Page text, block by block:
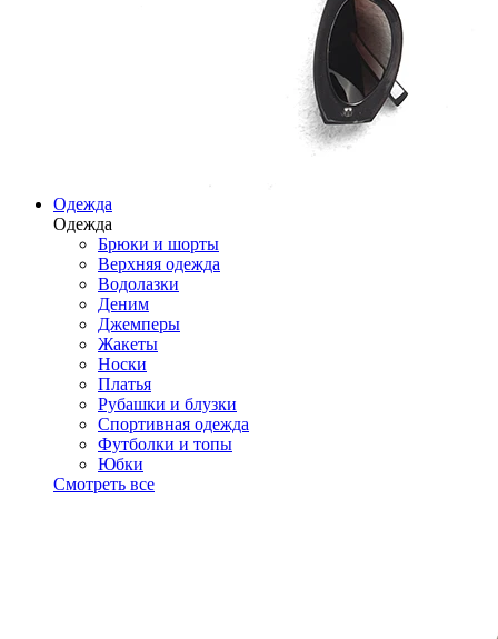
Одежда
Одежда
Брюки и шорты
Верхняя одежда
Водолазки
Деним
Джемперы
Жакеты
Носки
Платья
Рубашки и блузки
Спортивная одежда
Футболки и топы
Юбки
Смотреть все